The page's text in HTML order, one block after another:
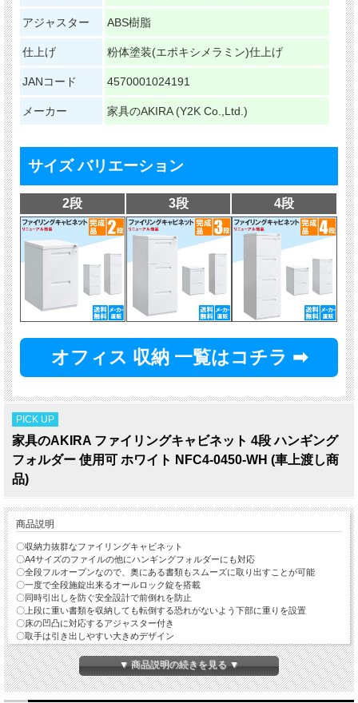
アジャスター ABS樹脂
仕上げ 粉体塗装(エポキシメラミン)仕上げ
JANコード 4570001024191
メーカー 家具のAKIRA (Y2K Co.,Ltd.)
サイズ バリエーション
2段 3段 4段
オフィス 収納 一覧はコチラ ➡
PICK UP
家具のAKIRA ファイリングキャビネット 4段 ハンギング
フォルダー 使用可 ホワイト NFC4-0450-WH (車上渡し商
品)
商品説明
〇収納力抜群なファイリングキャビネット
〇A4サイズのファイルの他にハンギングフォルダーにも対応
〇全段フルオープンなので、奥にある書類もスムーズに取り出すことが可能
〇一度で全段施錠出来るオールロック錠を搭載
〇同時引出しを防ぐ安全設計で前倒れを防止
〇上段に重い書類を収納しても転倒する恐れがないよう下部に重りを設置
〇床の凹凸に対応するアジャスター付き
〇取手は引き出しやすい大きめデザイン
〇完成品なのでその場で直ぐに使用できます
〇用途や容量に合わせて3サイズご用意しております
〇コンパクトで折り畳み式の予備の鍵付き
〇メーカー直売だから、安値で良い品が勢揃い
▼ 商品説明の続きを見る ▼